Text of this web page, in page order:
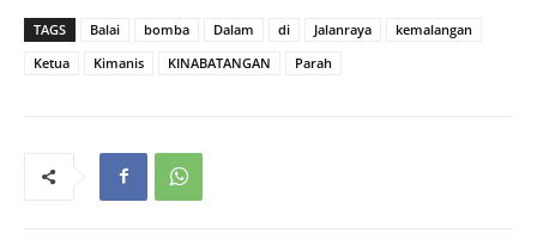
TAGS Balai bomba Dalam di Jalanraya
kemalangan
Ketua
Kimanis KINABATANGAN Parah